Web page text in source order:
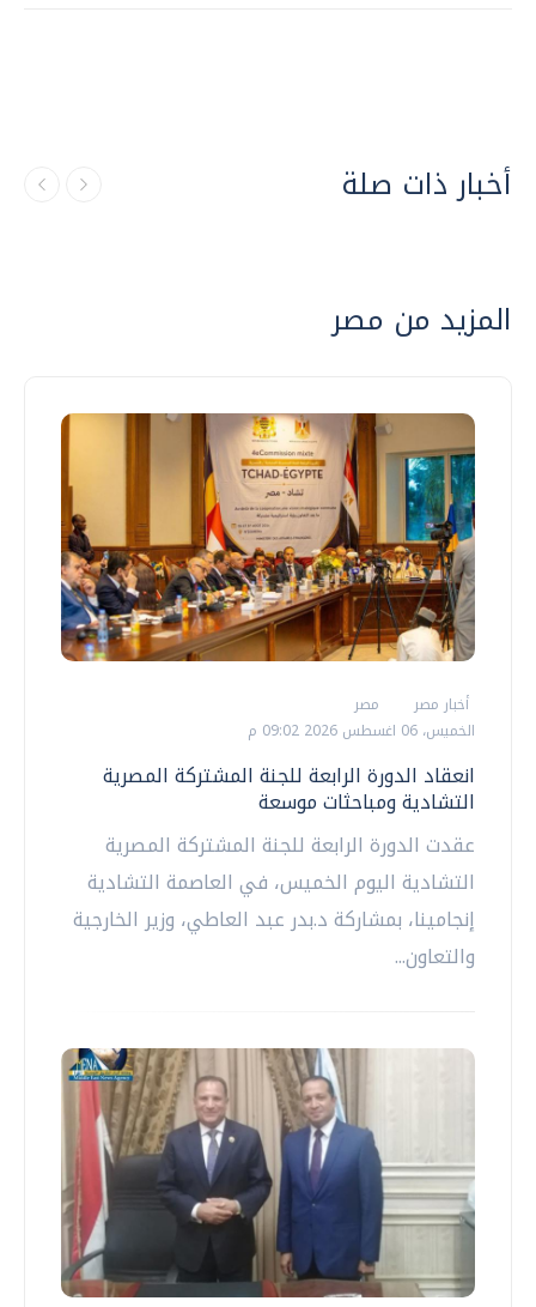
أخبار ذات صلة
المزيد من مصر
أخبار مصر
مصر
الخميس، 06 اغسطس 2026 09:02 م
انعقاد الدورة الرابعة للجنة المشتركة المصرية
التشادية ومباحثات موسعة
عقدت الدورة الرابعة للجنة المشتركة المصرية
التشادية اليوم الخميس، في العاصمة التشادية
إنجامينا، بمشاركة د.بدر عبد العاطي، وزير الخارجية
والتعاون...